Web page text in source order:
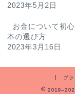
2023年5月2日
お金について初
本の選び方
2023年3月16日
プ